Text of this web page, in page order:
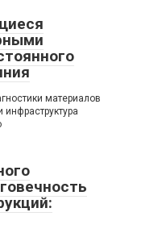
материалов